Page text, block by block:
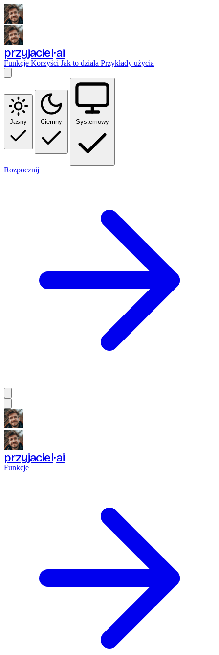
przyjaciel ai
Funkcje Korzyści Jak to działa Przykłady użycia
Jasny Ciemny Systemowy
Rozpocznij
przyjaciel ai
Funkcje